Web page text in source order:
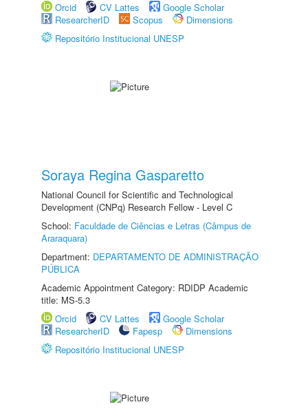
Orcid
CV Lattes
Google Scholar
ResearcherID
Scopus
Dimensions
Repositório Institucional UNESP
Soraya Regina Gasparetto
National Council for Scientific and Technological
Development (CNPq) Research Fellow - Level C
School: Faculdade de Ciências e Letras (Câmpus de
Araraquara)
Department: DEPARTAMENTO DE ADMINISTRAÇÃO
PÚBLICA
Academic Appointment Category: RDIDP Academic
title: MS-5.3
Orcid
CV Lattes
Google Scholar
ResearcherID
Fapesp
Dimensions
Repositório Institucional UNESP